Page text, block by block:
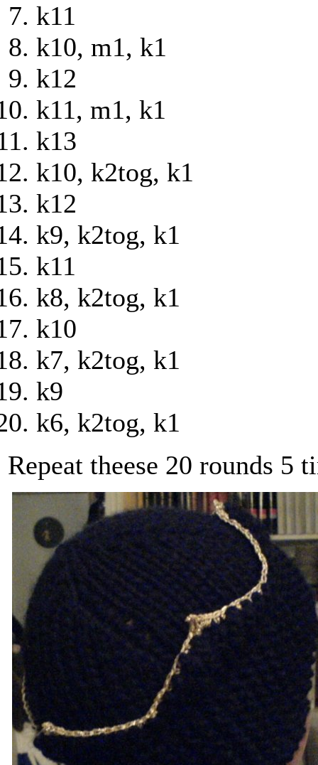
k11
k10, m1, k1
k12
k11, m1, k1
k13
k10, k2tog, k1
k12
k9, k2tog, k1
k11
k8, k2tog, k1
k10
k7, k2tog, k1
k9
k6, k2tog, k1
Repeat theese 20 rounds 5